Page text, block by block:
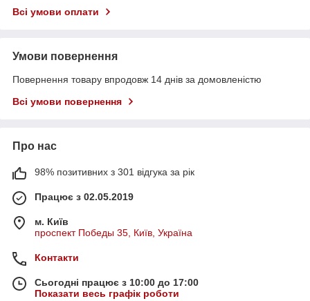
Всі умови оплати
Умови повернення
Повернення товару впродовж 14 днів за домовленістю
Всі умови повернення
Про нас
98% позитивних з 301 відгука за рік
Працює з 02.05.2019
м. Київ
проспект Победы 35, Київ, Україна
Контакти
Сьогодні працює з 10:00 до 17:00
Показати весь графік роботи